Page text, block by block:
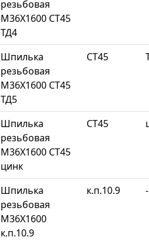
резьбовая
М36Х1600 СТ45
ТД4
Шпилька
резьбовая
М36Х1600 СТ45
ТД5
СТ45
Шпилька
резьбовая
М36Х1600 СТ45
цинк
СТ45
Шпилька
резьбовая
М36Х1600
к.п.10.9
к.п.10.9 -